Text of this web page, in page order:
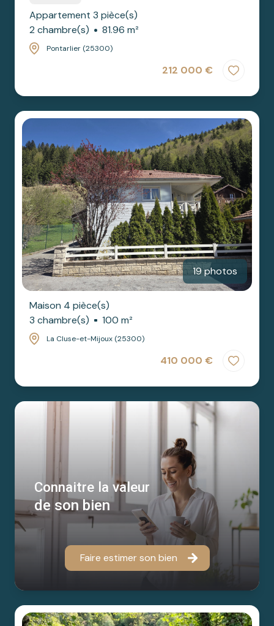
Appartement 3 pièce(s)
2 chambre(s)
81.96 m²
Pontarlier (25300)
212 000 €
19 photos
Maison 4 pièce(s)
3 chambre(s)
100 m²
La Cluse-et-Mijoux (25300)
410 000 €
Connaitre la valeur
de son bien
Faire estimer son bien